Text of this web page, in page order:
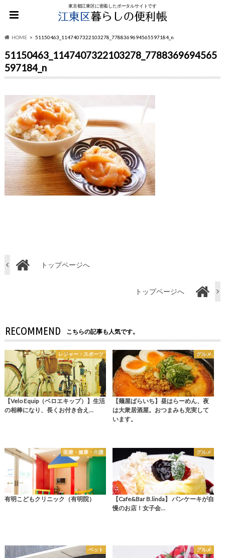
東京都江東区に密着したポータルサイトです
HOME 51150463_1147407322103278_7788369694565597184_n
51150463_1147407322103278_7788369694565
597184_n
トップページへ
トップページへ
RECOMMEND こちらの記事も人気です。
レジャー・スポーツ
【Velo Equip（ベロエキップ）】生活
の相棒になり、長くお付き合え…
グルメ
【麺屋ばらいち】昼はらーめん、夜
は大衆居酒屋。おつまみも充実して
います。
医療・健康・介護
有明こどもクリニック（有明院）
グルメ
【Cafe&Bar B.linda】 パンケーキが自
慢のお店！女子会…
ペット グルメ